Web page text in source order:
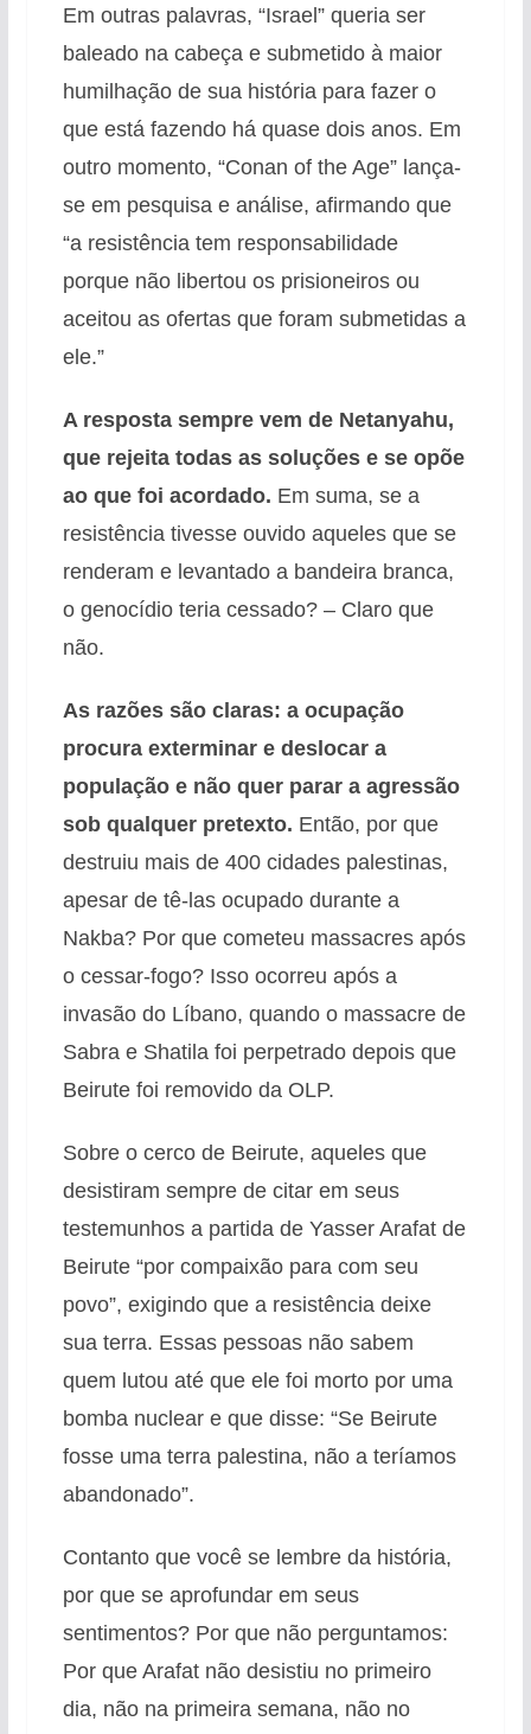
Em outras palavras, “Israel” queria ser
baleado na cabeça e submetido à maior
humilhação de sua história para fazer o
que está fazendo há quase dois anos. Em
outro momento, “Conan of the Age” lança-
se em pesquisa e análise, afirmando que
“a resistência tem responsabilidade
porque não libertou os prisioneiros ou
aceitou as ofertas que foram submetidas a
ele.”
A resposta sempre vem de Netanyahu,
que rejeita todas as soluções e se opõe
ao que foi acordado. Em suma, se a
resistência tivesse ouvido aqueles que se
renderam e levantado a bandeira branca,
o genocídio teria cessado? – Claro que
não.
As razões são claras: a ocupação
procura exterminar e deslocar a
população e não quer parar a agressão
sob qualquer pretexto. Então, por que
destruiu mais de 400 cidades palestinas,
apesar de tê-las ocupado durante a
Nakba? Por que cometeu massacres após
o cessar-fogo? Isso ocorreu após a
invasão do Líbano, quando o massacre de
Sabra e Shatila foi perpetrado depois que
Beirute foi removido da OLP.
Sobre o cerco de Beirute, aqueles que
desistiram sempre de citar em seus
testemunhos a partida de Yasser Arafat de
Beirute “por compaixão para com seu
povo”, exigindo que a resistência deixe
sua terra. Essas pessoas não sabem
quem lutou até que ele foi morto por uma
bomba nuclear e que disse: “Se Beirute
fosse uma terra palestina, não a teríamos
abandonado”.
Contanto que você se lembre da história,
por que se aprofundar em seus
sentimentos? Por que não perguntamos:
Por que Arafat não desistiu no primeiro
dia, não na primeira semana, não no